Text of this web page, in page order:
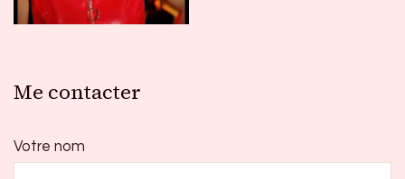
Me contacter
Votre nom